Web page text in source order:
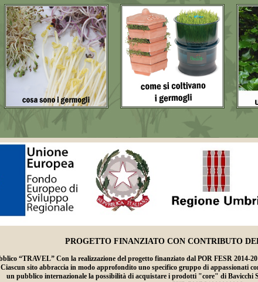
PROGETTO FINANZIATO CON CONTRIBUTO
“TRAVEL” Con la realizzazione del progetto finanziato dal POR FESR
sito abbraccia in modo approfondito uno specifico gruppo di appassionati
un pubblico internazionale la possibilità di acquistare i prodotti "core" di Bavicchi